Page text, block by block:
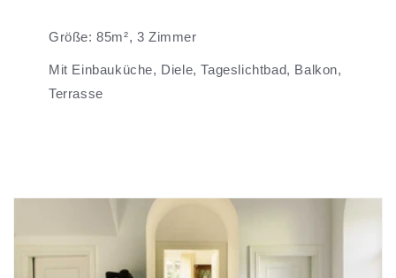
Größe: 85m², 3 Zimmer
Mit Einbauküche, Diele, Tageslichtbad, Balkon,
Terrasse